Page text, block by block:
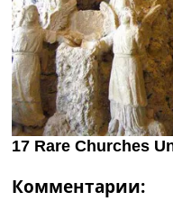
Комментарии: